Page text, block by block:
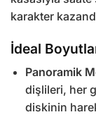
karakter
İdeal
Panoramik
dişlileri, her
diskinin